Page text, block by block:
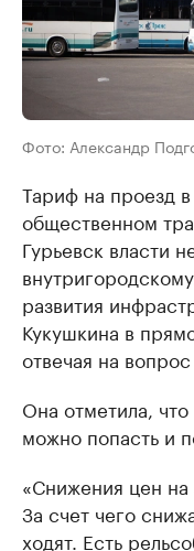
Фото: Александр
Тариф на проезд
общественном
Гурьевск власти
развития
Кукушкина в
отвечая на
Она отметила,
можно попасть и
«Снижения цен на
За счет чего
ходят. Есть